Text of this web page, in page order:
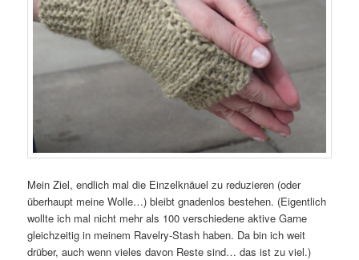
Mein Ziel, endlich mal die Einzelknäuel zu reduzieren (oder
überhaupt meine Wolle…) bleibt gnadenlos bestehen. (Eigentlich
wollte ich mal nicht mehr als 100 verschiedene aktive Garne
gleichzeitig in meinem Ravelry-Stash haben. Da bin ich weit
drüber, auch wenn vieles davon Reste sind… das ist zu viel.)